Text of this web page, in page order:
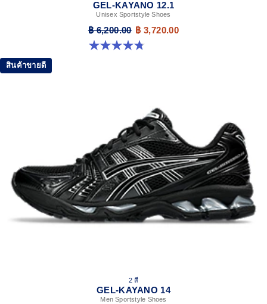
GEL-KAYANO 12.1
Unisex Sportstyle Shoes
฿ 6,200.00 ฿ 3,720.00
4.8 จาก 5 ดาว 208 รีวิว
สินค้าขายดี
2 สี
GEL-KAYANO 14
Men Sportstyle Shoes